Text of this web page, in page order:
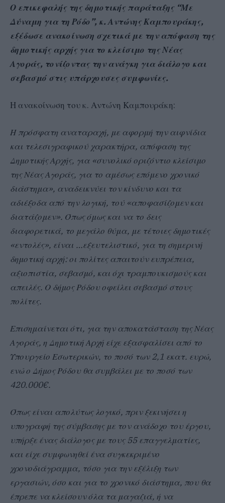
Ο επικεφαλής της δημοτικής παράταξης “Με
Δύναμη για τη Ρόδο”, κ. Αντώνης Καμπουράκης,
εξέδωσε ανακοίνωση σχετικά με την απόφαση της
δημοτικής αρχής για το κλείσιμο της Νέας
Αγοράς, τονίζοντας την ανάγκη για διάλογο και
σεβασμό στις υπάρχουσες συμφωνίες.
Η ανακοίνωση του κ. Αντώνη Καμπουράκη:
Η πρόσφατη αναταραχή, με αφορμή την αιφνίδια
και τελεσιγραφικού χαρακτήρα, απόφαση της
Δημοτικής Αρχής, για «συνολικό οριζόντιο κλείσιμο
της Νέας Αγοράς, για το αμέσως επόμενο χρονικό
διάστημα», αναδεικνύει τον κίνδυνο και τα
αδιέξοδα από την λογική, τού «αποφασίζομεν και
διατάζομεν». Όπως όμως και να το δεις
διαφορετικά, το μεγάλο θύμα, με τέτοιες δημοτικές
«εντολές», είναι …εξευτελιστικό, για τη σημερινή
δημοτική αρχή: οι πολίτες απαιτούν ευπρέπεια,
αξιοπιστία, σεβασμό, και όχι τραμπουκισμούς και
απειλές. Ο δήμος Ρόδου οφείλει σεβασμό στους
πολίτες.
Επισημαίνεται ότι, για την αποκατάσταση της Νέας
Αγοράς, η Δημοτική Αρχή είχε εξασφαλίσει από το
Υπουργείο Εσωτερικών, το ποσό των 2,1 εκατ. ευρώ,
ενώ ο Δήμος Ρόδου θα συμβάλει με το ποσό των
420.000€.
Όπως είναι απολύτως λογικό, πριν ξεκινήσει η
υπογραφή της σύμβασης με τον ανάδοχο του έργου,
υπήρξε ένας διάλογος με τους 55 επαγγελματίες,
και είχε συμφωνηθεί ένα συγκεκριμένο
χρονοδιάγραμμα, τόσο για την εξέλιξη των
εργασιών, όσο και για το χρονικό διάστημα, που θα
έπρεπε να κλείσουν όλα τα μαγαζιά, ή να